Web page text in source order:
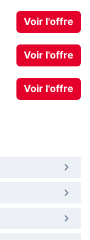
Voir l'offre
Voir l'offre
Voir l'offre